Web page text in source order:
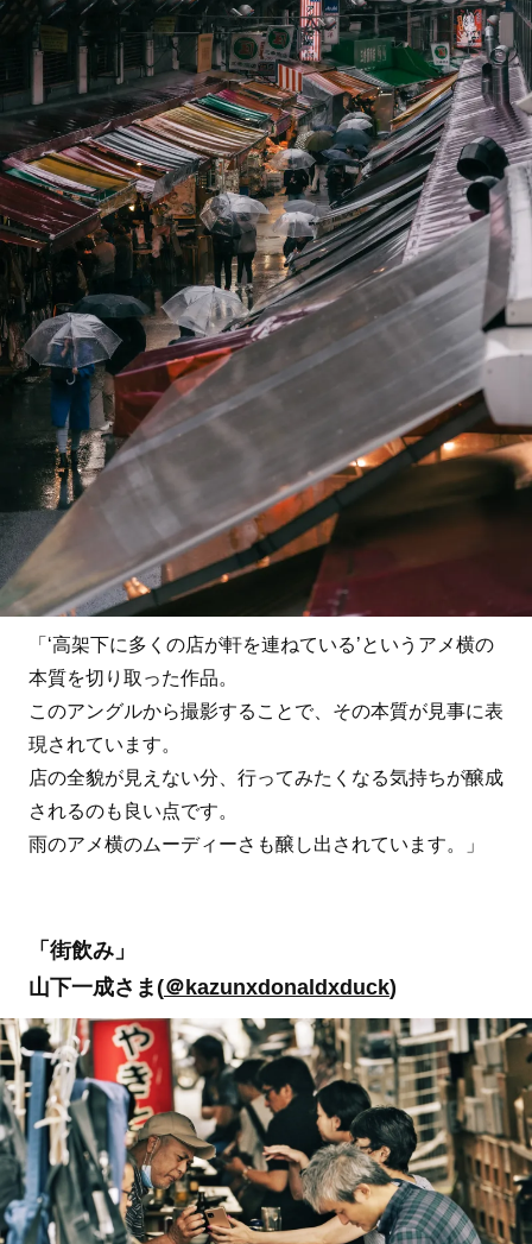
「‘高架下に多くの店が軒を連ねている’というアメ横の
本質を切り取った作品。
このアングルから撮影することで、その本質が見事に表
現されています。
店の全貌が見えない分、行ってみたくなる気持ちが醸成
されるのも良い点です。
雨のアメ横のムーディーさも醸し出されています。」
「街飲み」
山下一成さま(＠kazunxdonaldxduck)